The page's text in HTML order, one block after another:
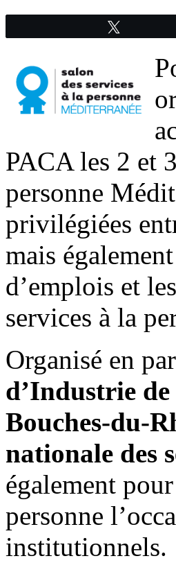
PACA les 2 et
personne
privilégiées
mais
d’emplois et
services à la
Organisé en
d’Industrie
Bouches-du-
nationale des
également
personne
institutionnels.